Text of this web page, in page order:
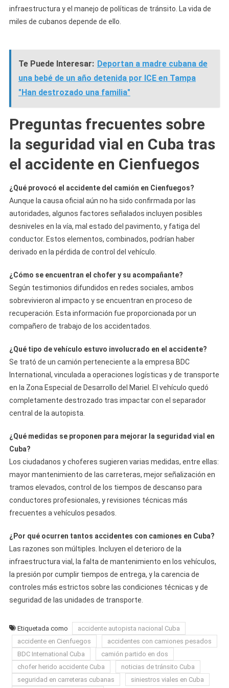
infraestructura y el manejo de políticas de tránsito. La vida de
miles de cubanos depende de ello.
Te Puede Interesar: Deportan a madre cubana de
una bebé de un año detenida por ICE en Tampa
"Han destrozado una familia"
Preguntas frecuentes sobre
la seguridad vial en Cuba tras
el accidente en Cienfuegos
¿Qué provocó el accidente del camión en Cienfuegos?
Aunque la causa oficial aún no ha sido confirmada por las
autoridades, algunos factores señalados incluyen posibles
desniveles en la vía, mal estado del pavimento, y fatiga del
conductor. Estos elementos, combinados, podrían haber
derivado en la pérdida de control del vehículo.
¿Cómo se encuentran el chofer y su acompañante?
Según testimonios difundidos en redes sociales, ambos
sobrevivieron al impacto y se encuentran en proceso de
recuperación. Esta información fue proporcionada por un
compañero de trabajo de los accidentados.
¿Qué tipo de vehículo estuvo involucrado en el accidente?
Se trató de un camión perteneciente a la empresa BDC
International, vinculada a operaciones logísticas y de transporte
en la Zona Especial de Desarrollo del Mariel. El vehículo quedó
completamente destrozado tras impactar con el separador
central de la autopista.
¿Qué medidas se proponen para mejorar la seguridad vial en
Cuba?
Los ciudadanos y choferes sugieren varias medidas, entre ellas:
mayor mantenimiento de las carreteras, mejor señalización en
tramos elevados, control de los tiempos de descanso para
conductores profesionales, y revisiones técnicas más
frecuentes a vehículos pesados.
¿Por qué ocurren tantos accidentes con camiones en Cuba?
Las razones son múltiples. Incluyen el deterioro de la
infraestructura vial, la falta de mantenimiento en los vehículos,
la presión por cumplir tiempos de entrega, y la carencia de
controles más estrictos sobre las condiciones técnicas y de
seguridad de las unidades de transporte.
Etiquetada como
accidente autopista nacional Cuba
accidente en Cienfuegos
accidentes con camiones pesados
BDC International Cuba
camión partido en dos
chofer herido accidente Cuba
noticias de tránsito Cuba
seguridad en carreteras cubanas
siniestros viales en Cuba